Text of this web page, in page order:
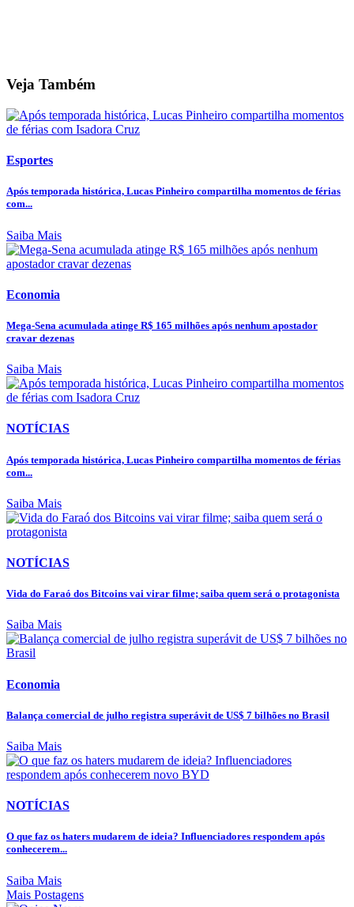
Veja Também
Esportes
Após temporada histórica, Lucas Pinheiro compartilha momentos de férias
com...
Saiba Mais
Economia
Mega-Sena acumulada atinge R$ 165 milhões após nenhum apostador
cravar dezenas
Saiba Mais
NOTÍCIAS
Após temporada histórica, Lucas Pinheiro compartilha momentos de férias
com...
Saiba Mais
NOTÍCIAS
Vida do Faraó dos Bitcoins vai virar filme; saiba quem será o protagonista
Saiba Mais
Economia
Balança comercial de julho registra superávit de US$ 7 bilhões no Brasil
Saiba Mais
NOTÍCIAS
O que faz os haters mudarem de ideia? Influenciadores respondem após
conhecerem...
Saiba Mais
Mais Postagens